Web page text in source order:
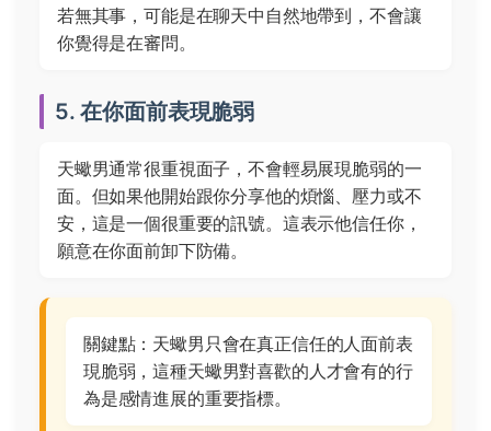
若無其事，可能是在聊天中自然地帶到，不會讓
你覺得是在審問。
5. 在你面前表現脆弱
天蠍男通常很重視面子，不會輕易展現脆弱的一
面。但如果他開始跟你分享他的煩惱、壓力或不
安，這是一個很重要的訊號。這表示他信任你，
願意在你面前卸下防備。
關鍵點：天蠍男只會在真正信任的人面前表
現脆弱，這種天蠍男對喜歡的人才會有的行
為是感情進展的重要指標。